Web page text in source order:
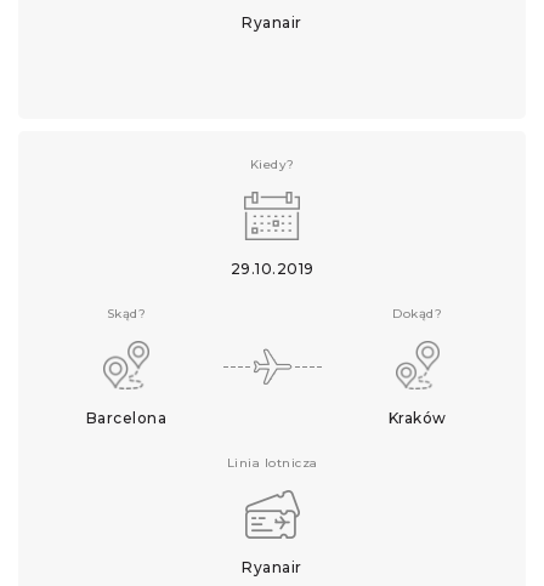
Ryanair
Kiedy?
29.10.2019
Skąd?
Barcelona
Dokąd?
Kraków
Linia lotnicza
Ryanair